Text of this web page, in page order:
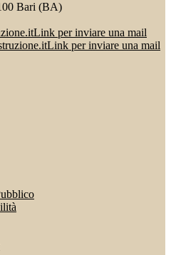
Bari (BA)
Link per inviare una mail
Link per inviare una mail